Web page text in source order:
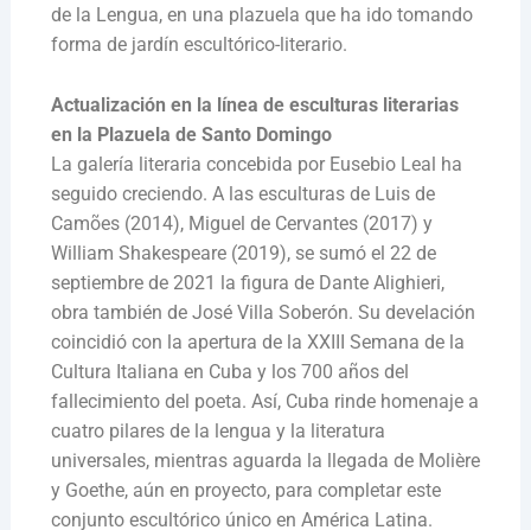
de la Lengua, en una plazuela que ha ido tomando
forma de jardín escultórico-literario.
Actualización en la línea de esculturas literarias
en la Plazuela de Santo Domingo
La galería literaria concebida por Eusebio Leal ha
seguido creciendo. A las esculturas de Luis de
Camões (2014), Miguel de Cervantes (2017) y
William Shakespeare (2019), se sumó el 22 de
septiembre de 2021 la figura de Dante Alighieri,
obra también de José Villa Soberón. Su develación
coincidió con la apertura de la XXIII Semana de la
Cultura Italiana en Cuba y los 700 años del
fallecimiento del poeta. Así, Cuba rinde homenaje a
cuatro pilares de la lengua y la literatura
universales, mientras aguarda la llegada de Molière
y Goethe, aún en proyecto, para completar este
conjunto escultórico único en América Latina.